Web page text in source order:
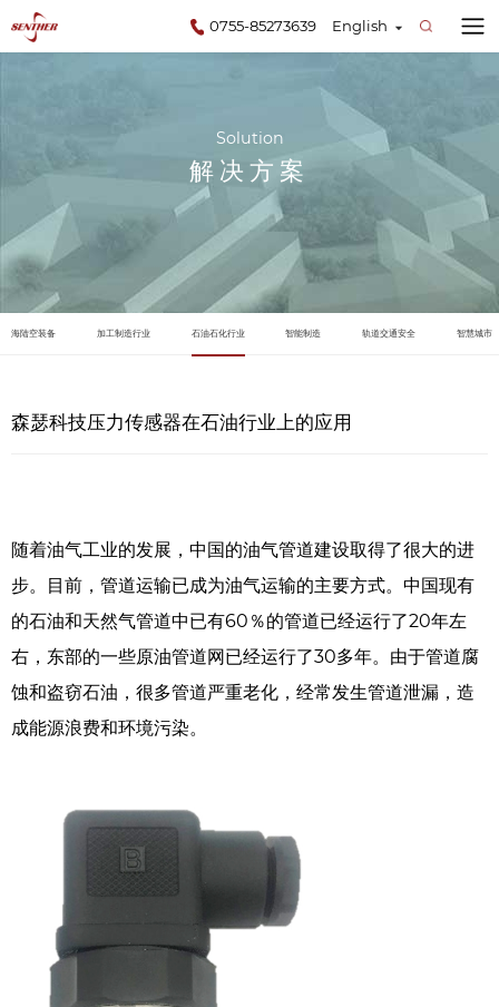
English
0755-85273639
Solution
解决方案
海陆空装备 加工制造行业 石油石化行业 智能制造 轨道交通安全 智慧城市
森瑟科技压力传感器在石油行业上的应用
随着油气工业的发展，中国的油气管道建设取得了很大的进
步。目前，管道运输已成为油气运输的主要方式。中国现有
的石油和天然气管道中已有60％的管道已经运行了20年左
右，东部的一些原油管道网已经运行了30多年。由于管道腐
蚀和盗窃石油，很多管道严重老化，经常发生管道泄漏，造
成能源浪费和环境污染。